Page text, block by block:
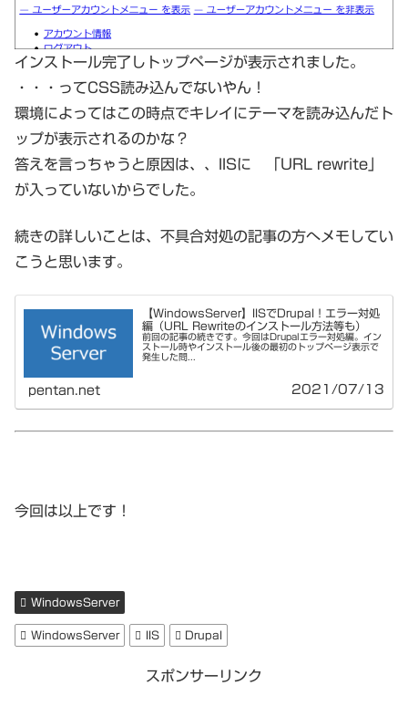
インストール完了しトップページが表示されました。
・・・ってCSS読み込んでないやん！
環境によってはこの時点でキレイにテーマを読み込んだト
ップが表示されるのかな？
答えを言っちゃうと原因は、、IISに 「URL rewrite」
が入っていないからでした。
続きの詳しいことは、不具合対処の記事の方へメモしてい
こうと思います。
【WindowsServer】IISでDrupal！エラー対処
編（URL Rewriteのインストール方法等も）
前回の記事の続きです。今回はDrupalエラー対処編。イン
ストール時やインストール後の最初のトップページ表示で
発生した問...
pentan.net 2021/07/13
今回は以上です！
WindowsServer
WindowsServer IIS Drupal
スポンサーリンク